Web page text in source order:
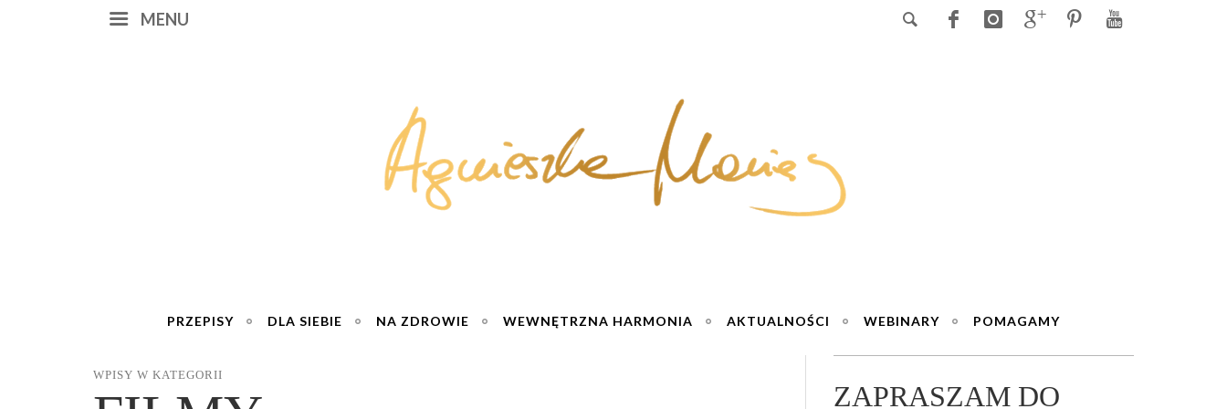
MENU
PRZEPISY DLA SIEBIE NA ZDROWIE WEWNĘTRZNA HARMONIA AKTUALNOŚCI WEBINARY POMAGAMY
WPISY W KATEGORII
ZAPRASZAM DO